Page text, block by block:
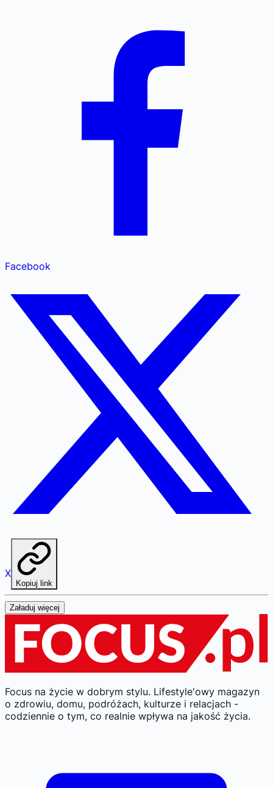
Facebook
X
Kopiuj link
Załaduj więcej
Focus na życie w dobrym stylu. Lifestyle'owy magazyn
o zdrowiu, domu, podróżach, kulturze i relacjach -
codziennie o tym, co realnie wpływa na jakość życia.